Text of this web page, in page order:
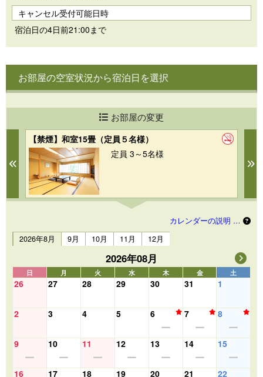
キャンセル受付可能日時
宿泊日の4日前21:00まで
お部屋の空室状況から宿泊日を選択
お部屋の変更
Previous
【禁煙】和室15畳（定員５名様）
定員 3～5名様
カレンダーの説明 …
2026年8月
9月 10月 11月 12月
2026年08月
日 月 火 水 木 金 土
26 27 28 29 30 31 1
2 3 4 5 6 7 8
9 10 11 12 13 14 15
16 17 18 19 20 21 22